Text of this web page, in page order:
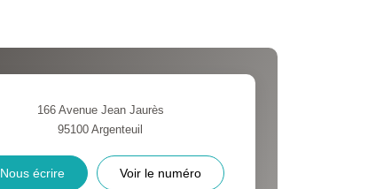
166 Avenue Jean Jaurès
95100Argenteuil
Nous écrire Voir le numéro